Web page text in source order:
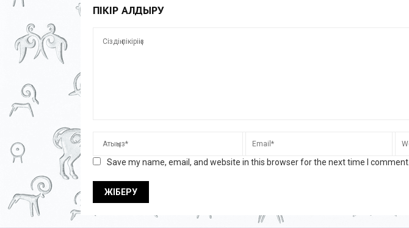
ПІКІР ҚАЛДЫРУ
Save my name, email, and website in this browser for the next time I comment.